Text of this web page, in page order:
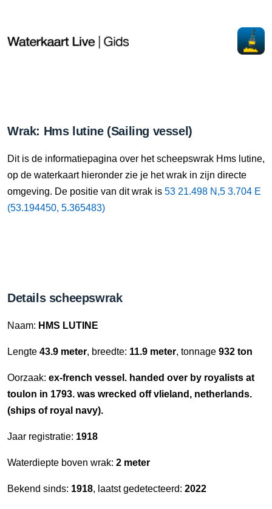
Wrak: Hms lutine (Sailing vessel)
Dit is de informatiepagina over het scheepswrak Hms lutine,
op de waterkaart hieronder zie je het wrak in zijn directe
omgeving. De positie van dit wrak is 53 21.498 N,5 3.704 E
(53.194450, 5.365483)
Details scheepswrak
Naam: HMS LUTINE
Lengte 43.9 meter, breedte: 11.9 meter, tonnage 932 ton
Oorzaak: ex-french vessel. handed over by royalists at
toulon in 1793. was wrecked off vlieland, netherlands.
(ships of royal navy).
Jaar registratie: 1918
Waterdiepte boven wrak: 2 meter
Bekend sinds: 1918, laatst gedetecteerd: 2022